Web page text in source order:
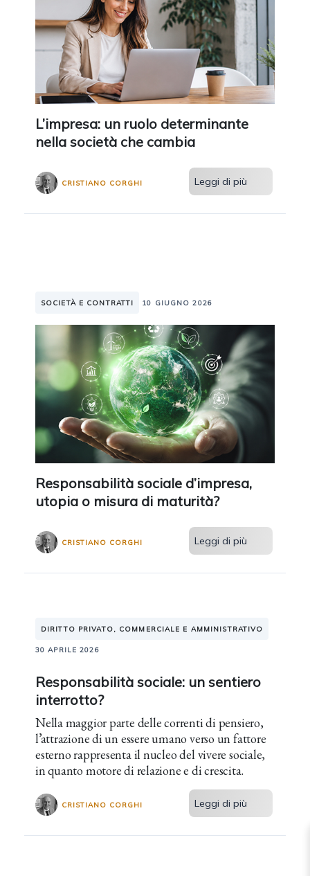
L’impresa: un ruolo determinante
nella società che cambia
CRISTIANO CORGHI Leggi di più
SOCIETÀ E CONTRATTI 10 GIUGNO 2026
Responsabilità sociale d’impresa,
utopia o misura di maturità?
CRISTIANO CORGHI Leggi di più
DIRITTO PRIVATO, COMMERCIALE E AMMINISTRATIVO
30 APRILE 2026
Responsabilità sociale: un sentiero
interrotto?
Nella maggior parte delle correnti di pensiero,
l’attrazione di un essere umano verso un fattore
esterno rappresenta il nucleo del vivere sociale,
in quanto motore di relazione e di crescita.
CRISTIANO CORGHI Leggi di più